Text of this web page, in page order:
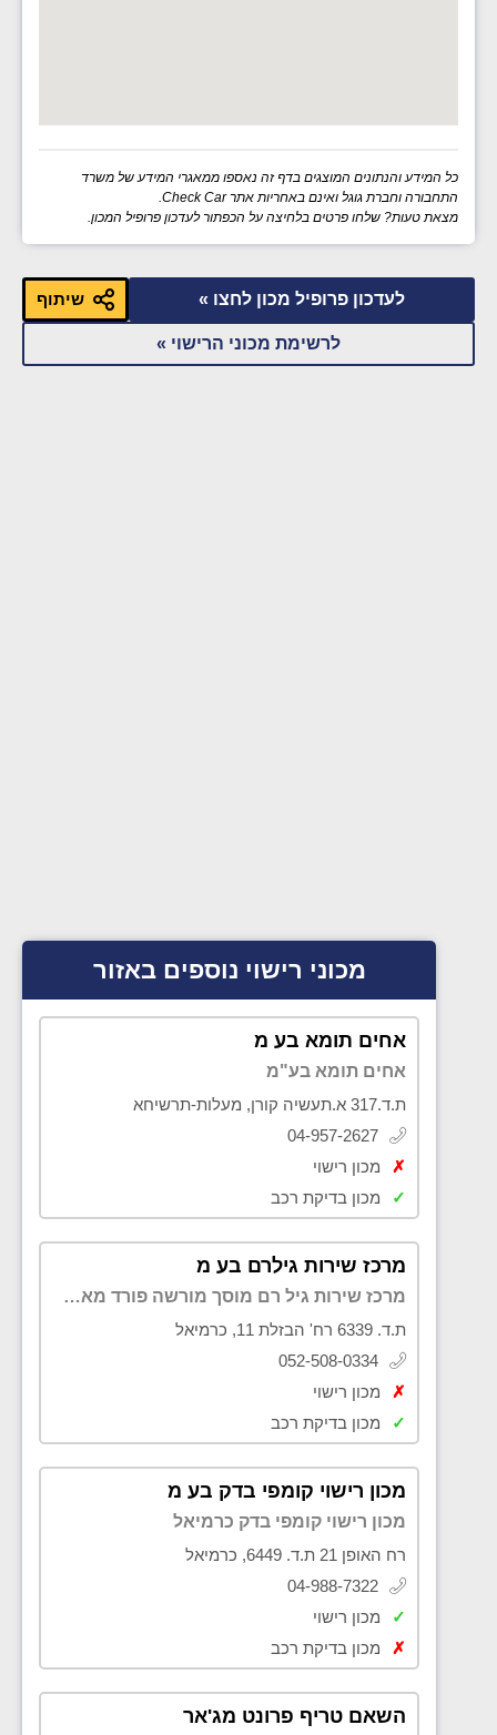
כל המידע והנתונים המוצגים בדף זה נאספו ממאגרי המידע של משרד
התחבורה וחברת גוגל ואינם באחריות אתר Check Car.
מצאת טעות? שלחו פרטים בלחיצה על הכפתור לעדכון פרופיל המכון.
לעדכון פרופיל מכון לחצו »
לרשימת מכוני הרישוי »
שיתוף
מכוני רישוי נוספים באזור
אחים תומא בע מ
אחים תומא בע"מ
ת.ד.317 א.תעשיה קורן, מעלות-תרשיחא
04-957-2627
✗
מכון רישוי
✓
מכון בדיקת רכב
מרכז שירות גילרם בע מ
מרכז שירות גיל רם מוסך מורשה פורד מאזדה
ת.ד. 6339 רח' הבזלת 11, כרמיאל
052-508-0334
✗
מכון רישוי
✓
מכון בדיקת רכב
מכון רישוי קומפי בדק בע מ
מכון רישוי קומפי בדק כרמיאל
רח האופן 21 ת.ד. 6449, כרמיאל
04-988-7322
✓
מכון רישוי
✗
מכון בדיקת רכב
השאם טריף פרונט מג'אר